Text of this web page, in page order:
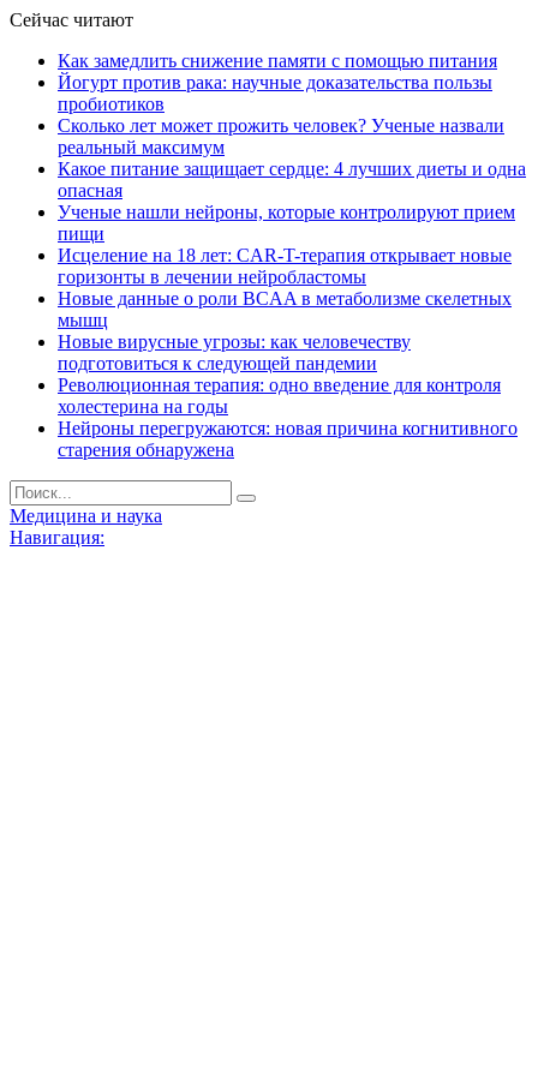
Сейчас читают
Как замедлить снижение памяти с помощью питания
Йогурт против рака: научные доказательства пользы
пробиотиков
Сколько лет может прожить человек? Ученые назвали
реальный максимум
Какое питание защищает сердце: 4 лучших диеты и одна
опасная
Ученые нашли нейроны, которые контролируют прием
пищи
Исцеление на 18 лет: CAR-T-терапия открывает новые
горизонты в лечении нейробластомы
Новые данные о роли BCAA в метаболизме скелетных
мышц
Новые вирусные угрозы: как человечеству
подготовиться к следующей пандемии
Революционная терапия: одно введение для контроля
холестерина на годы
Нейроны перегружаются: новая причина когнитивного
старения обнаружена
Медицина и наука
Навигация: